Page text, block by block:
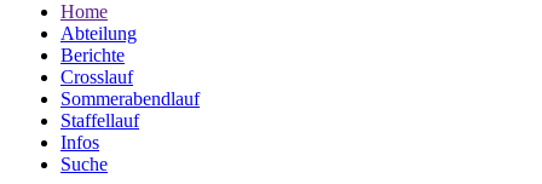
Home
Abteilung
Berichte
Crosslauf
Sommerabendlauf
Staffellauf
Infos
Suche